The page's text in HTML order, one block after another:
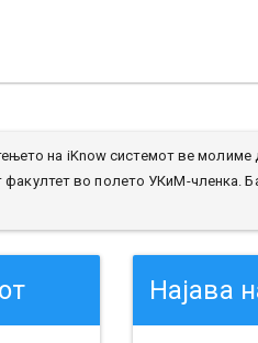
на iKnow системот ве
факултет во полето УКиМ-членка.
Најава